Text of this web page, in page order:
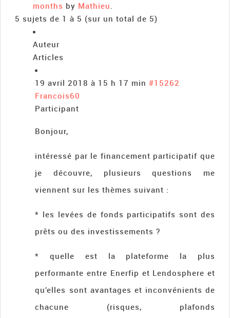
months by Mathieu.
5 sujets de 1 à 5 (sur un total de 5)
Auteur
Articles
19 avril 2018 à 15 h 17 min #15262
Francois60
Participant
Bonjour,
intéressé par le financement participatif que
je découvre, plusieurs questions me
viennent sur les thèmes suivant :
* les levées de fonds participatifs sont des
prêts ou des investissements ?
* quelle est la plateforme la plus
performante entre Enerfip et Lendosphere et
qu’elles sont avantages et inconvénients de
chacune (risques, plafonds